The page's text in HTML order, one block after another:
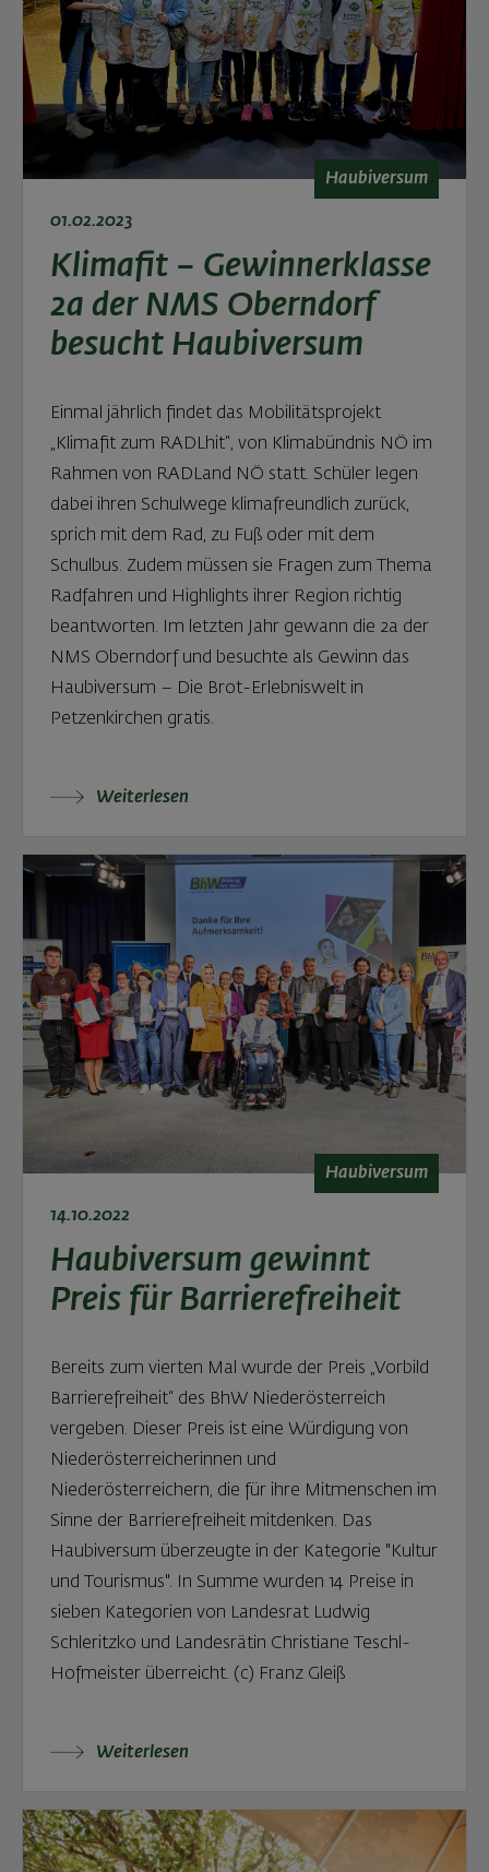
Haubiversum
01.02.2023
Klimafit – Gewinnerklasse
2a der NMS Oberndorf
besucht Haubiversum
Einmal jährlich findet das Mobilitätsprojekt
„Klimafit zum RADLhit“, von Klimabündnis NÖ im
Rahmen von RADLand NÖ statt. Schüler legen
dabei ihren Schulwege klimafreundlich zurück,
sprich mit dem Rad, zu Fuß oder mit dem
Schulbus. Zudem müssen sie Fragen zum Thema
Radfahren und Highlights ihrer Region richtig
beantworten. Im letzten Jahr gewann die 2a der
NMS Oberndorf und besuchte als Gewinn das
Haubiversum – Die Brot-Erlebniswelt in
Petzenkirchen gratis.
Weiterlesen: Klimafit – Gewinnerklasse 2a der
Weiterlesen
Haubiversum
14.10.2022
Haubiversum gewinnt
Preis für Barrierefreiheit
Bereits zum vierten Mal wurde der Preis „Vorbild
Barrierefreiheit“ des BhW Niederösterreich
vergeben. Dieser Preis ist eine Würdigung von
Niederösterreicherinnen und
Niederösterreichern, die für ihre Mitmenschen im
Sinne der Barrierefreiheit mitdenken. Das
Haubiversum überzeugte in der Kategorie "Kultur
und Tourismus". In Summe wurden 14 Preise in
sieben Kategorien von Landesrat Ludwig
Schleritzko und Landesrätin Christiane Teschl-
Hofmeister überreicht. (c) Franz Gleiß
Weiterlesen: Haubiversum gewinnt Preis für
Weiterlesen